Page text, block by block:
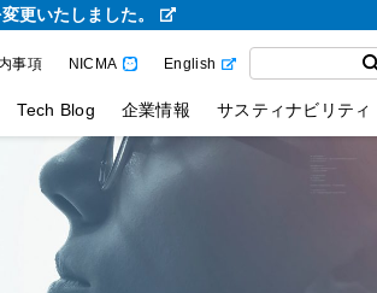
更いたしました。
事項 NICMA English
Tech Blog 企業情報 サスティナビリティ